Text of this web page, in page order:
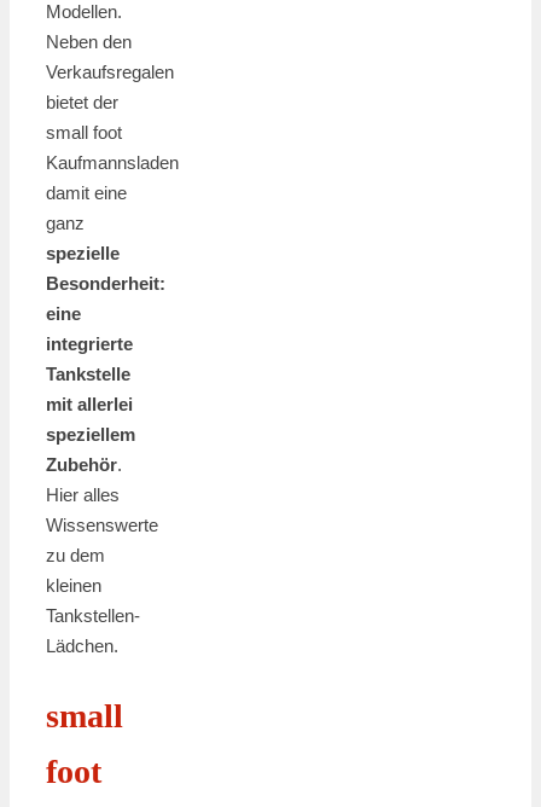
Modellen.
Neben den
Verkaufsregalen
bietet der
small foot
Kaufmannsladen
damit eine
ganz
spezielle
Besonderheit:
eine
integrierte
Tankstelle
mit allerlei
speziellem
Zubehör.
Hier alles
Wissenswerte
zu dem
kleinen
Tankstellen-
Lädchen.
small
foot